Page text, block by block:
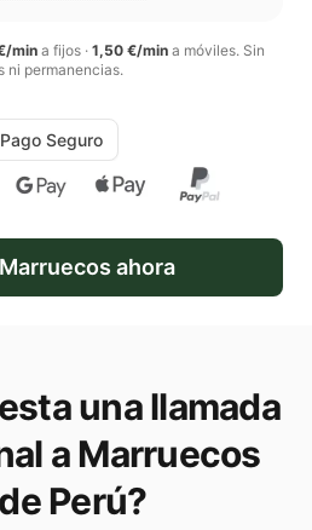
mina fijos · 1,50 €/min a móviles. Sin
ni permanencias.
Pago Seguro
Marruecos ahora
una llamada
aMarruecos
Perú?